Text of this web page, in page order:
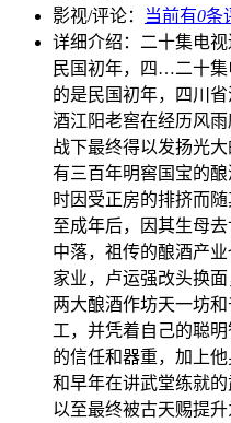
影视/评论：
当前有0条
详细介绍： 二十集电
民国初年，四…二十
的是民国初年，四川
酒江阳老窖在经历风
战下最终得以发扬光
有三百年明窖国宝的
时因受正房的排挤而
至成年后，因其生母
中落，祖传的酿酒产
家业，卢运强改头换
两大酿酒作坊天一坊
工，并凭着自己的聪
的信任和器重，加上
和早年在讲武堂练就的
以至最终被古天赐提